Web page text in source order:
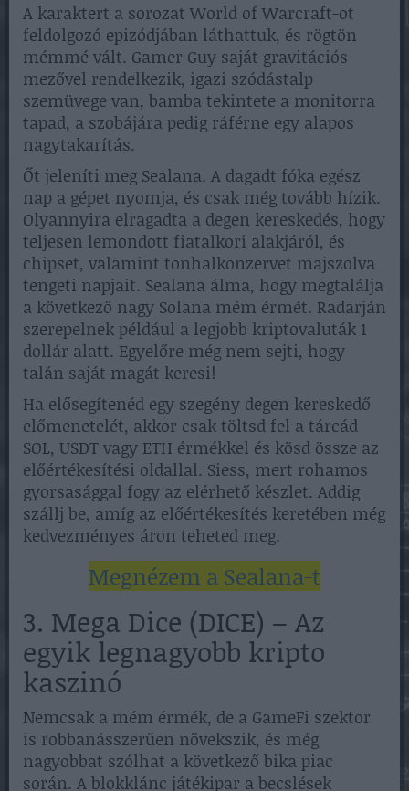
A karaktert a sorozat World of Warcraft-ot
feldolgozó epizódjában láthattuk, és rögtön
mémmé vált. Gamer Guy saját gravitációs
mezővel rendelkezik, igazi szódástalp
szemüvege van, bamba tekintete a monitorra
tapad, a szobájára pedig ráférne egy alapos
nagytakarítás.
Őt jeleníti meg Sealana. A dagadt fóka egész
nap a gépet nyomja, és csak még tovább hízik.
Olyannyira elragadta a degen kereskedés, hogy
teljesen lemondott fiatalkori alakjáról, és
chipset, valamint tonhalkonzervet majszolva
tengeti napjait. Sealana álma, hogy megtalálja
a következő nagy Solana mém érmét. Radarján
szerepelnek például a legjobb kriptovaluták 1
dollár alatt. Egyelőre még nem sejti, hogy
talán saját magát keresi!
Ha elősegítenéd egy szegény degen kereskedő
előmenetelét, akkor csak töltsd fel a tárcád
SOL, USDT vagy ETH érmékkel és kösd össze az
előértékesítési oldallal. Siess, mert rohamos
gyorsasággal fogy az elérhető készlet. Addig
szállj be, amíg az előértékesítés keretében még
kedvezményes áron teheted meg.
Megnézem a Sealana-t
3. Mega Dice (DICE) – Az
egyik legnagyobb kripto
kaszinó
Nemcsak a mém érmék, de a GameFi szektor
is robbanásszerűen növekszik, és még
nagyobbat szólhat a következő bika piac
során. A blokklánc játékipar a becslések